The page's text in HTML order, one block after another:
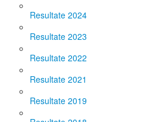
Resultate 2024
Resultate 2023
Resultate 2022
Resultate 2021
Resultate 2019